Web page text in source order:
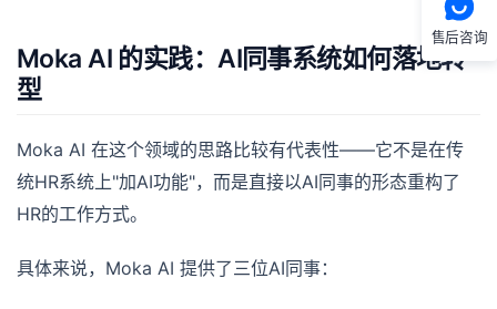
Moka AI 的实践：AI同事系统如何落地转
型
Moka AI 在这个领域的思路比较有代表性——它不是在传
统HR系统上"加AI功能"，而是直接以AI同事的形态重构了
HR的工作方式。
具体来说，Moka AI 提供了三位AI同事：
售后咨询